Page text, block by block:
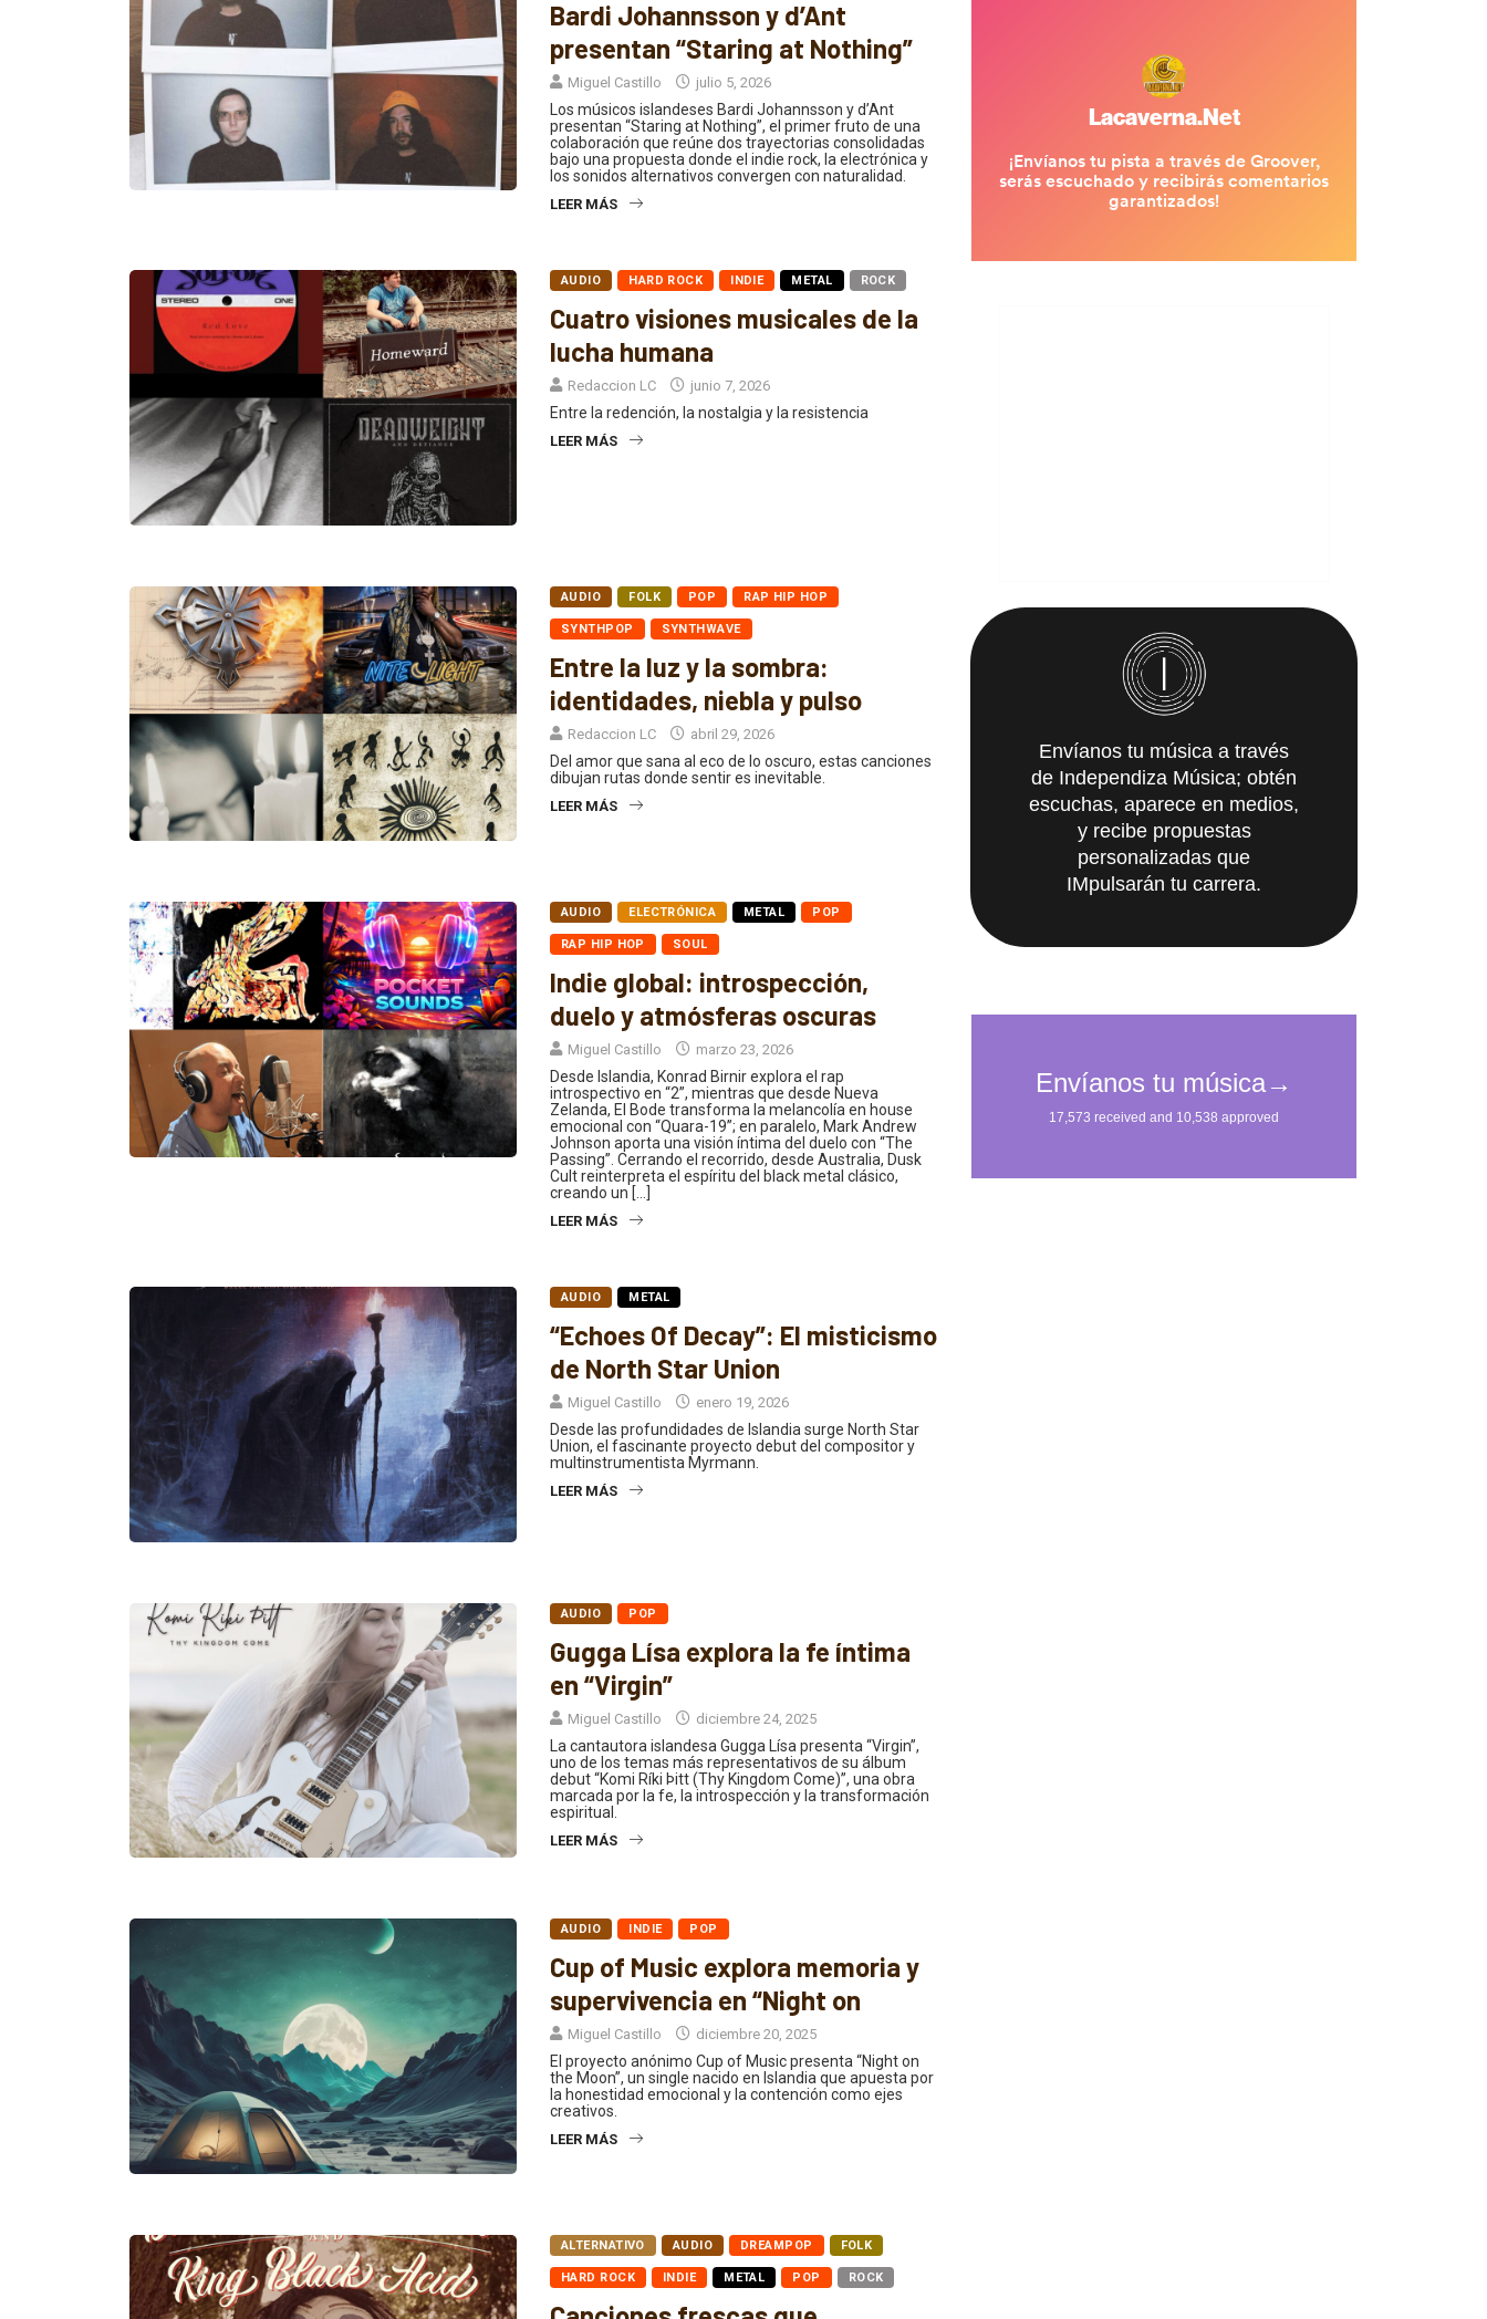
Bardi Johannsson y d’Ant
presentan “Staring at Nothing”
Miguel Castillo julio 5, 2026
Los músicos islandeses Bardi Johannsson y d’Ant
presentan “Staring at Nothing”, el primer fruto de una
colaboración que reúne dos trayectorias consolidadas
bajo una propuesta donde el indie rock, la electrónica y
los sonidos alternativos convergen con naturalidad.
LEER MÁS
AUDIO HARD ROCK INDIE METAL ROCK
Cuatro visiones musicales de la
lucha humana
Redaccion LC junio 7, 2026
Entre la redención, la nostalgia y la resistencia
LEER MÁS
AUDIO FOLK POP RAP HIP HOP
SYNTHPOP SYNTHWAVE
Entre la luz y la sombra:
identidades, niebla y pulso
Redaccion LC abril 29, 2026
Del amor que sana al eco de lo oscuro, estas canciones
dibujan rutas donde sentir es inevitable.
LEER MÁS
AUDIO ELECTRÓNICA METAL POP
RAP HIP HOP SOUL
Indie global: introspección,
duelo y atmósferas oscuras
Miguel Castillo marzo 23, 2026
Desde Islandia, Konrad Birnir explora el rap
introspectivo en “2”, mientras que desde Nueva
Zelanda, El Bode transforma la melancolía en house
emocional con “Quara-19”; en paralelo, Mark Andrew
Johnson aporta una visión íntima del duelo con “The
Passing”. Cerrando el recorrido, desde Australia, Dusk
Cult reinterpreta el espíritu del black metal clásico,
creando un […]
LEER MÁS
AUDIO METAL
“Echoes Of Decay”: El misticismo
de North Star Union
Miguel Castillo enero 19, 2026
Desde las profundidades de Islandia surge North Star
Union, el fascinante proyecto debut del compositor y
multinstrumentista Myrmann.
LEER MÁS
AUDIO POP
Gugga Lísa explora la fe íntima
en “Virgin”
Miguel Castillo diciembre 24, 2025
La cantautora islandesa Gugga Lísa presenta “Virgin”,
uno de los temas más representativos de su álbum
debut “Komi Ríki Þitt (Thy Kingdom Come)”, una obra
marcada por la fe, la introspección y la transformación
espiritual.
LEER MÁS
AUDIO INDIE POP
Cup of Music explora memoria y
supervivencia en “Night on
Miguel Castillo diciembre 20, 2025
El proyecto anónimo Cup of Music presenta “Night on
the Moon”, un single nacido en Islandia que apuesta por
la honestidad emocional y la contención como ejes
creativos.
LEER MÁS
ALTERNATIVO AUDIO DREAMPOP FOLK
HARD ROCK INDIE METAL POP ROCK
Envíanos tu música a través
de Independiza Música; obtén
escuchas, aparece en medios,
y recibe propuestas
personalizadas que
IMpulsarán tu carrera.